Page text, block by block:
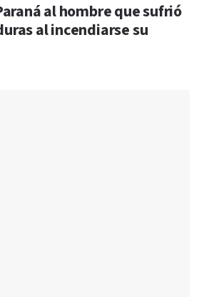
al hombre que sufrió
al incendiarse su